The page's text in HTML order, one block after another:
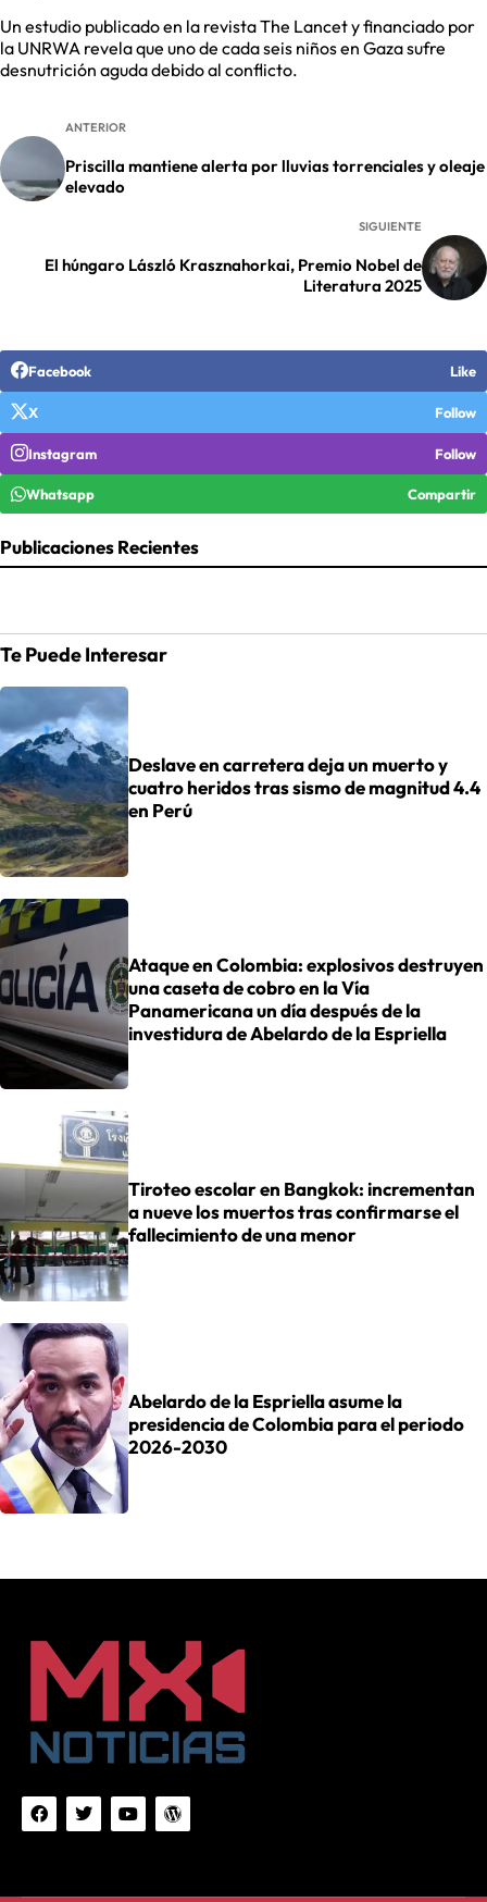
Un estudio publicado en la revista The Lancet y financiado por
la UNRWA revela que uno de cada seis niños en Gaza sufre
desnutrición aguda debido al conflicto.
ANTERIOR
Priscilla mantiene alerta por lluvias torrenciales y oleaje
elevado
SIGUIENTE
El húngaro László Krasznahorkai, Premio Nobel de
Literatura 2025
Facebook Like
X Follow
Instagram Follow
Whatsapp Compartir
Publicaciones Recientes
Te Puede Interesar
Deslave en carretera deja un muerto y
cuatro heridos tras sismo de magnitud 4.4
en Perú
Ataque en Colombia: explosivos destruyen
una caseta de cobro en la Vía
Panamericana un día después de la
investidura de Abelardo de la Espriella
Tiroteo escolar en Bangkok: incrementan
a nueve los muertos tras confirmarse el
fallecimiento de una menor
Abelardo de la Espriella asume la
presidencia de Colombia para el periodo
2026-2030